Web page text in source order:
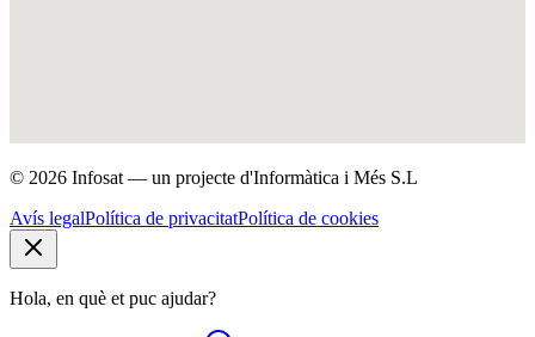
© 2026 Infosat — un projecte d'Informàtica i Més S.L
Avís legalPolítica de privacitatPolítica de cookies
Hola, en què et puc ajudar?